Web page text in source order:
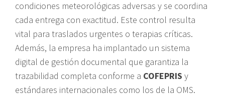
condiciones meteorológicas adversas y se coordina
cada entrega con exactitud. Este control resulta
vital para traslados urgentes o terapias críticas.
Además, la empresa ha implantado un sistema
digital de gestión documental que garantiza la
trazabilidad completa conforme a COFEPRIS y
estándares internacionales como los de la OMS.